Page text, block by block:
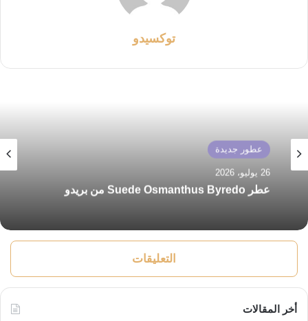
توكسيدو
عطور جديدة
26 يوليو، 2026
عطر Suede Osmanthus Byredo من بريدو
التعليقات
أخر المقالات